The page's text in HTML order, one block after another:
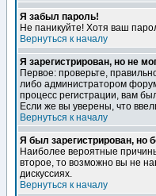
Я забыл пароль!
Не паникуйте! Хотя ваш
Вернуться к началу
Я зарегистрирован, но не
Первое: проверьте,
либо администратором
процесс регистрации, вам
Если же вы уверены, что
Вернуться к началу
Я был зарегистрирован, но
Наиболее вероятные
второе, то возможно вы не
дискуссиях.
Вернуться к началу